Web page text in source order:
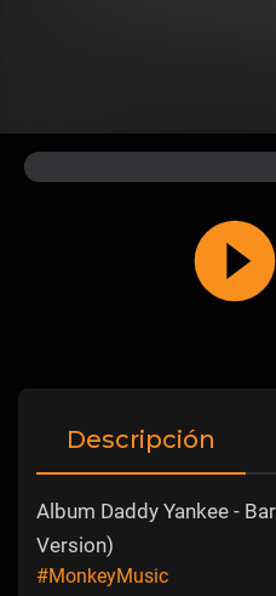
Descripción
Album Daddy Yankee -
Version)
#MonkeyMusic